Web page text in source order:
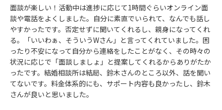
面談が楽しい！活動中は進捗に応じて1時間ぐらいオンライン面
談や電話をよくしました。自分に素直でいられて、なんでも話し
やすかったです。否定せずに聞いてくれるし、親身になってくれ
る。「いいわぁ、そういうWさん」と言ってくれていました。困
ったり不安になって自分から連絡をしたことがなく、その時々の
状況に応じで「面談しましょ」と提案してくれるからありがたか
ったです。結婚相談所は結局、鈴木さんのところ以外、話を聞い
てないです。料金体系的にも、サポート内容も良かったし、鈴木
さんが良いと思いました。